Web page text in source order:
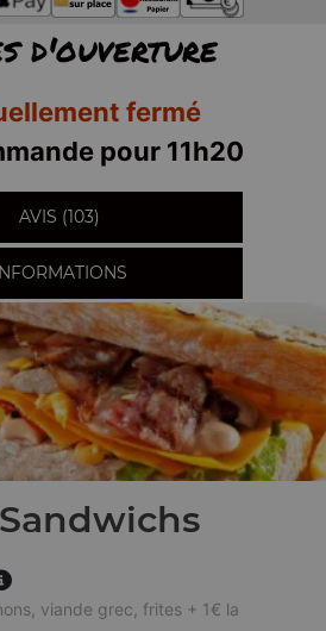
d'ouverture
fermé
pour 11h20
AVIS (103)
viande grec, frites + 1€ la